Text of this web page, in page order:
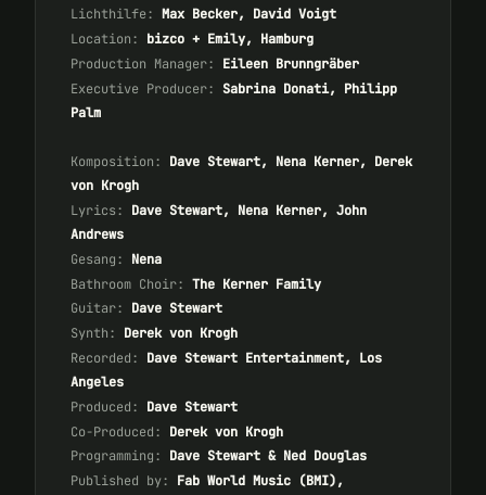
Lichthilfe: Max Becker, David Voigt
Location:
bizco + Emily, Hamburg
Production Manager:
Eileen Brunngräber
Executive Producer: Sabrina Donati, Philipp
Palm
Komposition:
Dave Stewart, Nena Kerner, Derek
von Krogh
Lyrics:
Dave Stewart, Nena Kerner, John
Andrews
Gesang:
Nena
Bathroom Choir: The Kerner Family
Guitar:
Dave Stewart
Synth:
Derek von Krogh
Recorded:
Dave Stewart Entertainment, Los
Angeles
Produced:
Dave Stewart
Co-Produced:
Derek von Krogh
Programming:
Dave Stewart & Ned Douglas
Published by:
Fab World Music (BMI),